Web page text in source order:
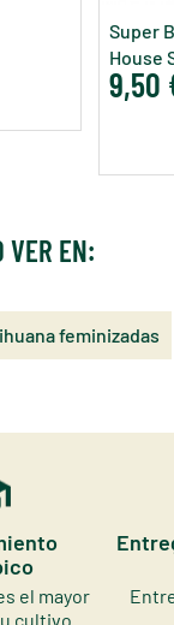
Super
House
9,50
VER EN:
feminizadas
el mayor
cultivo